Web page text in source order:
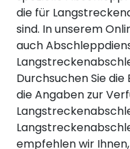
die für
sind. In unserem
auch
Durchsuchen Sie
die Angaben zur
empfehlen wir